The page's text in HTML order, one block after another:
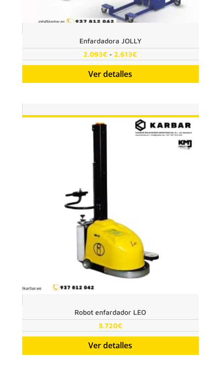
Enfardadora JOLLY
2.093€ - 2.613€
de
2.613€
Ver detalles
Robot enfardador LEO
5.720€
Ver detalles